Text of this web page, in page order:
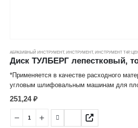
АБРАЗИВНЫЙ ИНСТРУМЕНТ, ИНСТРУМЕНТ, ИНСТРУМЕНТ Т4Р,
*Применяется в качестве расходного
угловым шлифовальным машинам для
обработки кромок, сварных швов деталей и конструкций из
различных марок сталей, цветных
пластиков.
*Лепестковая структура рабочей
251,24₽